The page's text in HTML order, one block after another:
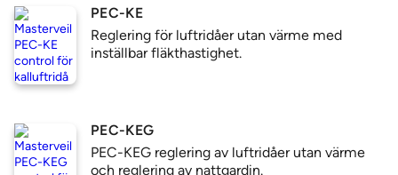
PEC-KE
Reglering för luftridåer utan värme med
inställbar fläkthastighet.
PEC-KEG
PEC-KEG reglering av luftridåer utan värme
och reglering av nattgardin.